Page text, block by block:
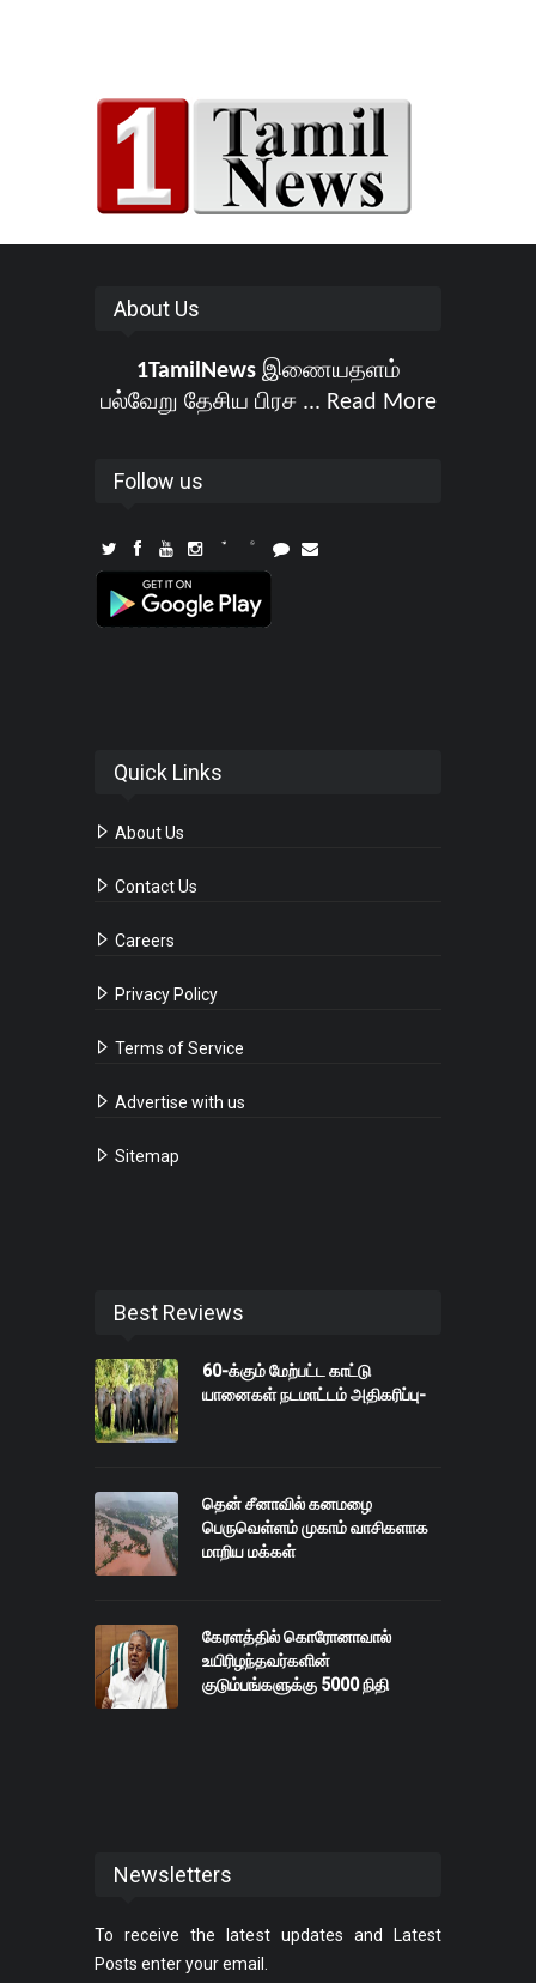
About Us
1TamilNewsஇணையதளம்
பல்வேறு தேசிய பிரச ... Read More
Follow us
Quick Links
About Us
Contact Us
Careers
Privacy Policy
Terms of Service
Advertise with us
Sitemap
Best Reviews
60-க்கும் மேற்பட்ட காட்டு
யானைகள் நடமாட்டம் அதிகரிப்பு-
தென் சீனாவில் கனமழை
பெருவெள்ளம் முகாம் வாசிகளாக
மாறிய மக்கள்
கேரளத்தில் கொரோனாவால்
உயிரிழந்தவர்களின்
குடும்பங்களுக்கு 5000 நிதி
Newsletters
To receive the latest updates and Latest
Posts enter your email.